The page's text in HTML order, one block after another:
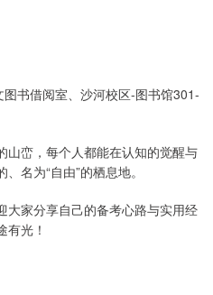
书借阅室、沙河校区-图书馆301-
山峦，每个人都能在认知的觉醒与
名为“自由”的栖息地。
大家分享自己的备考心路与实用经
光！